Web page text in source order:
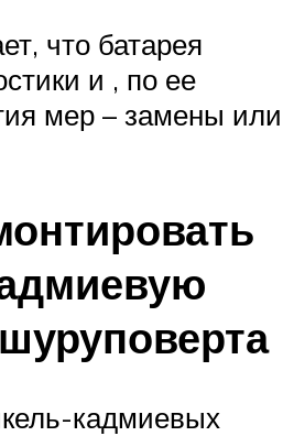
что батарея
и , по ее
мер – замены или
кадмиевых